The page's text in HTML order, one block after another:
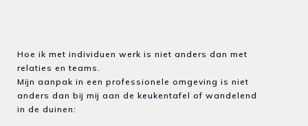
Hoe ik met individuen werk is niet anders dan met
relaties en teams.
Mijn aanpak in een professionele omgeving is niet
anders dan bij mij aan de keukentafel of wandelend
in de duinen: